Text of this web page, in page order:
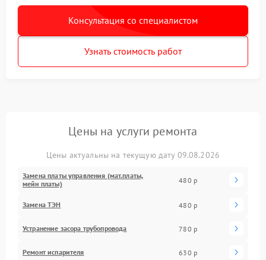
Консультация со специалистом
Узнать стоимость работ
Цены на услуги ремонта
Цены актуальны на текущую дату 09.08.2026
Замена платы управления (мат.платы,
мейн платы)
480 р
Замена ТЭН 480 р
Устранение засора трубопровода 780 р
Ремонт испарителя 630 р